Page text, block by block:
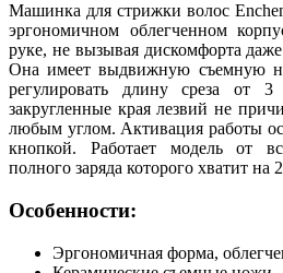
Машинка для стрижки волос
эргономичном облегченном
руке, не вызывая дискомфорта
Она имеет выдвижную съемную
регулировать длину среза от
закругленные края лезвий не
любым углом. Активация работы
кнопкой. Работает модель от
полного заряда которого хватит на
Особенности:
Эргономичная форма,